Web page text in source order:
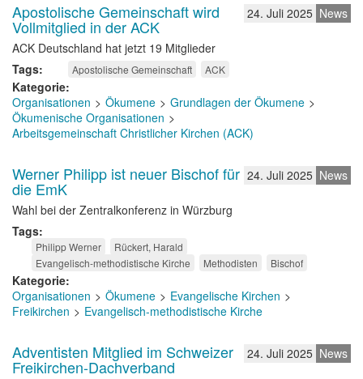
News
24. Juli 2025
Apostolische Gemeinschaft wird
Vollmitglied in der ACK
ACK Deutschland hat jetzt 19 Mitglieder
Tags
Apostolische Gemeinschaft ACK
Kategorie
Organisationen
Ökumene
Grundlagen der Ökumene
Ökumenische Organisationen
Arbeitsgemeinschaft Christlicher Kirchen (ACK)
News
24. Juli 2025
Werner Philipp ist neuer Bischof für
die EmK
Wahl bei der Zentralkonferenz in Würzburg
Tags
Philipp Werner
Rückert, Harald
Evangelisch-methodistische Kirche
Methodisten Bischof
Kategorie
Organisationen
Ökumene
Evangelische Kirchen
Freikirchen
Evangelisch-methodistische Kirche
News
24. Juli 2025
Adventisten Mitglied im Schweizer
Freikirchen-Dachverband